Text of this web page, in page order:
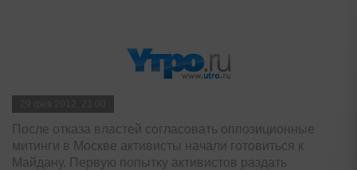
После отказа властей согласовать оппозиционные
митинги в Москве активисты начали готовиться к
Майдану. Первую попытку активистов раздать